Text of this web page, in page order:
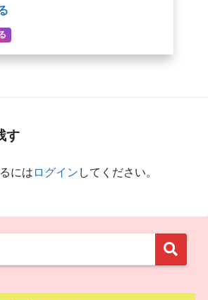
す
には ログイン してください。